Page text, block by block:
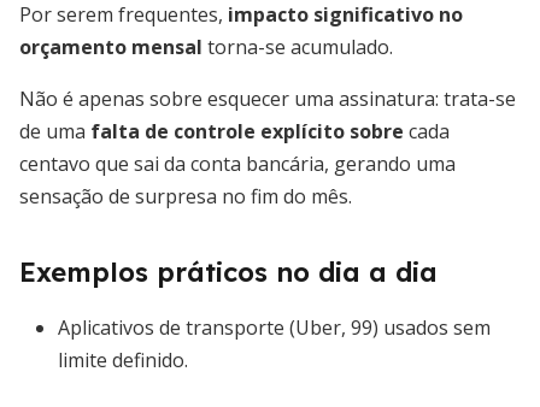
Por serem frequentes, impacto significativo no
orçamento mensal torna-se acumulado.
Não é apenas sobre esquecer uma assinatura: trata-se
de uma falta de controle explícito sobre cada
centavo que sai da conta bancária, gerando uma
sensação de surpresa no fim do mês.
Exemplos práticos no dia a dia
Aplicativos de transporte (Uber, 99) usados sem
limite definido.